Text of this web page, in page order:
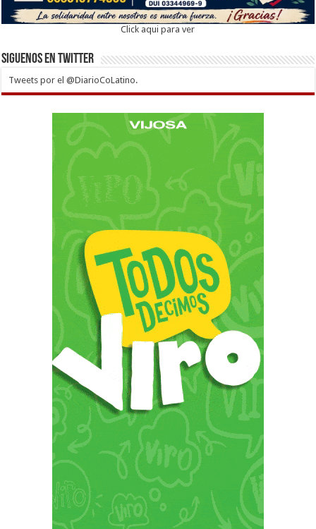
Click aqui para ver
Siguenos en twitter
Tweets por el @DiarioCoLatino.